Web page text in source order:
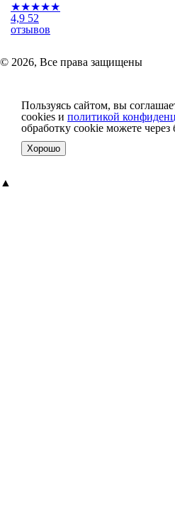
★★★★★
4,9 52
отзывов
© 2026, Все права защищены
Пользуясь сайтом, вы
cookies и политикой
обработку cookie можете через
Хорошо
▲